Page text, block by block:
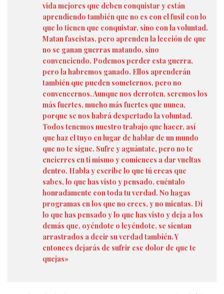
vida mejores que deben conquistar y están
aprendiendo también que no es con el fusil con lo
que lo tienen que conquistar, sino con la voluntad.
Matan fascistas, pero aprenden la lección de que
no se ganan guerras matando, sino
convenciendo. Podemos perder esta guerra,
pero la habremos ganado. Ellos aprenderán
también que pueden someternos, pero no
convencernos. Aunque nos derroten, seremos los
más fuertes, mucho más fuertes que nunca,
porque se nos habrá despertado la voluntad.
Todos tenemos nuestro trabajo que hacer, así
que haz el tuyo en lugar de hablar de un mundo
que no te sigue. Sufre y aguántate, pero no te
encierres en ti mismo y comiences a dar vueltas
dentro. Habla y escribe lo que tú creas que
sabes, lo que has visto y pensado, cuéntalo
honradamente con toda tu verdad. No hagas
programas en los que no crees, y no mientas. Di
lo que has pensado y lo que has visto y deja a los
demás que, oyéndote o leyéndote, se sientan
arrastrados a decir su verdad también. Y
entonces dejarás de sufrir ese dolor de que te
quejas»